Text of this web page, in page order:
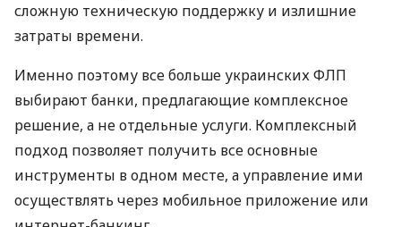
сложную техническую поддержку и излишние
затраты времени.
Именно поэтому все больше украинских ФЛП
выбирают банки, предлагающие комплексное
решение, а не отдельные услуги. Комплексный
подход позволяет получить все основные
инструменты в одном месте, а управление ими
осуществлять через мобильное приложение или